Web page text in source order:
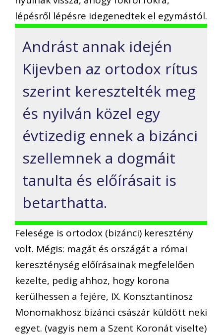
lépésről lépésre idegenedtek el egymástól.
Andrást annak idején
Kijevben az ortodox rítus
szerint keresztelték meg
és nyilván közel egy
évtizedig ennek a bizánci
szellemnek a dogmáit
tanulta és előírásait is
betarthatta.
Felesége is ortodox (bizánci) keresztény
volt. Mégis: magát és országát a római
kereszténység előírásainak megfelelően
kezelte, pedig ahhoz, hogy korona
kerülhessen a fejére, IX. Konsztantinosz
Monomakhosz bizánci császár küldött neki
egyet. (vagyis nem a Szent Koronát viselte)